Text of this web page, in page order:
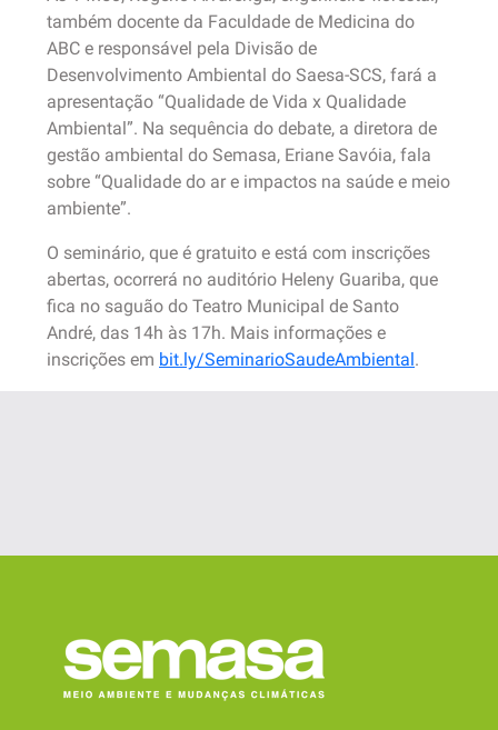
também docente da Faculdade de Medicina do
ABC e responsável pela Divisão de
Desenvolvimento Ambiental do Saesa-SCS, fará a
apresentação “Qualidade de Vida x Qualidade
Ambiental”. Na sequência do debate, a diretora de
gestão ambiental do Semasa, Eriane Savóia, fala
sobre “Qualidade do ar e impactos na saúde e meio
ambiente”.
O seminário, que é gratuito e está com inscrições
abertas, ocorrerá no auditório Heleny Guariba, que
fica no saguão do Teatro Municipal de Santo
André, das 14h às 17h. Mais informações e
inscrições em bit.ly/SeminarioSaudeAmbiental.